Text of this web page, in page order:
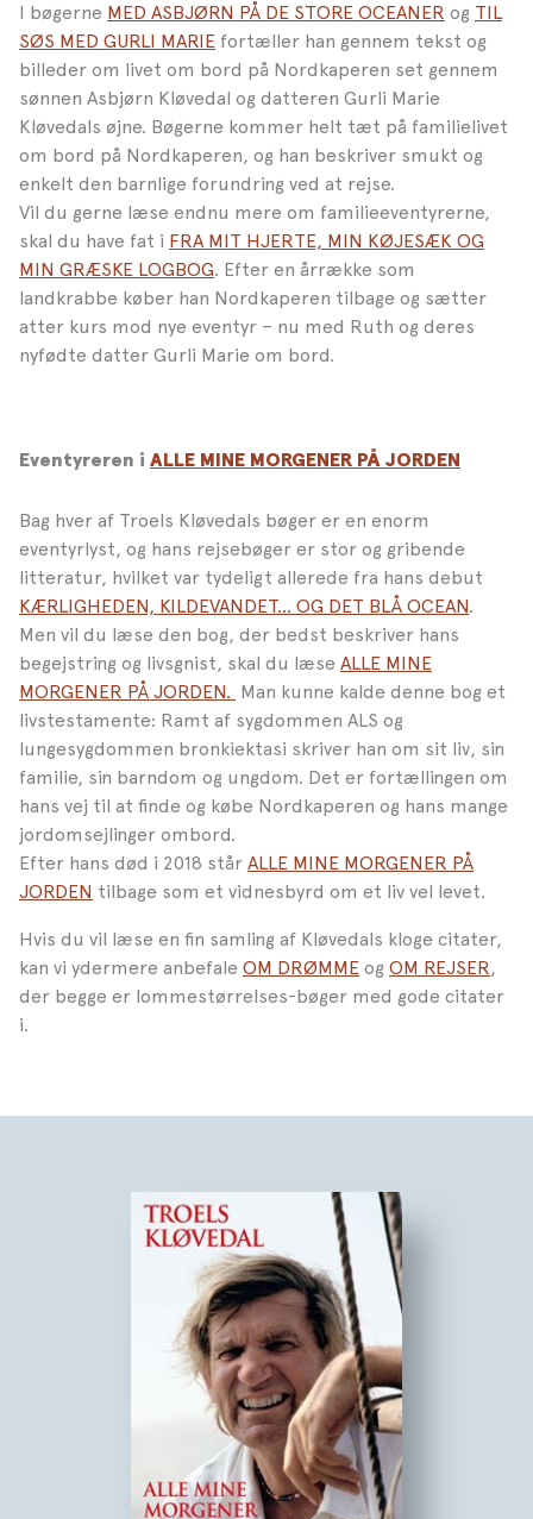
I bøgerne MED ASBJØRN PÅ DE STORE OCEANER og TIL
SØS MED GURLI MARIE fortæller han gennem tekst og
billeder om livet om bord på Nordkaperen set gennem
sønnen Asbjørn Kløvedal og datteren Gurli Marie
Kløvedals øjne. Bøgerne kommer helt tæt på familielivet
om bord på Nordkaperen, og han beskriver smukt og
enkelt den barnlige forundring ved at rejse.
Vil du gerne læse endnu mere om familieeventyrerne,
skal du have fat i FRA MIT HJERTE, MIN KØJESÆK OG
MIN GRÆSKE LOGBOG. Efter en årrække som
landkrabbe køber han Nordkaperen tilbage og sætter
atter kurs mod nye eventyr – nu med Ruth og deres
nyfødte datter Gurli Marie om bord.
Eventyreren i ALLE MINE MORGENER PÅ JORDEN
Bag hver af Troels Kløvedals bøger er en enorm
eventyrlyst, og hans rejsebøger er stor og gribende
litteratur, hvilket var tydeligt allerede fra hans debut
KÆRLIGHEDEN, KILDEVANDET… OG DET BLÅ OCEAN.
Men vil du læse den bog, der bedst beskriver hans
begejstring og livsgnist, skal du læse ALLE MINE
MORGENER PÅ JORDEN. Man kunne kalde denne bog et
livstestamente: Ramt af sygdommen ALS og
lungesygdommen bronkiektasi skriver han om sit liv, sin
familie, sin barndom og ungdom. Det er fortællingen om
hans vej til at finde og købe Nordkaperen og hans mange
jordomsejlinger ombord.
Efter hans død i 2018 står ALLE MINE MORGENER PÅ
JORDEN tilbage som et vidnesbyrd om et liv vel levet.
Hvis du vil læse en fin samling af Kløvedals kloge citater,
kan vi ydermere anbefale OM DRØMME og OM REJSER,
der begge er lommestørrelses-bøger med gode citater
i.